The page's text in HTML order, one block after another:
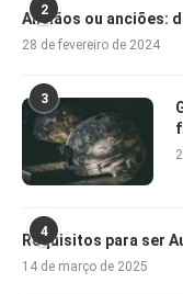
2
Anciãos ou anciões:
28 de fevereiro de 2024
3
4
Requisitos para ser
14 de março de 2025